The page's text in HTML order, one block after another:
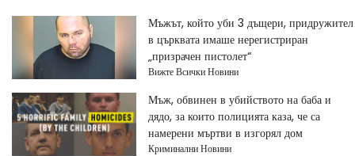
Мъжът, който уби 3 дъщери, придружител
в църквата имаше нерегистриран
„призрачен пистолет“
Вижте Всички Новини
Мъж, обвинен в убийството на баба и
дядо, за които полицията каза, че са
намерени мъртви в изгорял дом
Криминални Новини